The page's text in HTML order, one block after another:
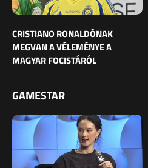
CRISTIANO RONALDÓNAK
MEGVAN A VÉLEMÉNYE A
MAGYAR FOCISTÁRÓL
GAMESTAR